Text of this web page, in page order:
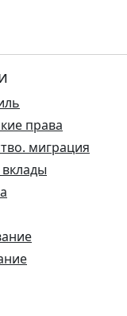
права
миграция